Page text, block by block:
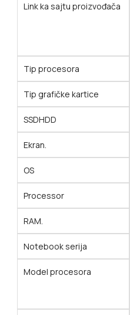
Link ka sajtu proizvođača
Tip procesora
Tip grafičke kartice
SSDHDD
Ekran.
OS
Processor
RAM.
Notebook serija
Model procesora